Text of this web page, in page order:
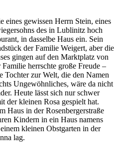
eines gewissen Herrn Stein, eines
des in Lublinitz hoch
in dasselbe Haus ein. Sein
der Familie Weigert, aber die
gingen auf den Marktplatz von
herrschte große Freude –
Tochter zur Welt, die den Namen
Ungewöhnliches, wäre da nicht
Heute lässt sich nur schwer
der kleinen Rosa gespielt hat.
Haus in der Rosenbergerstraße
Kindern in ein Haus namens
kleinen Obstgarten in der
lag.